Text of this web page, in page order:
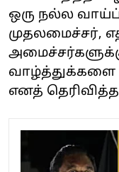
ஒரு நல்ல
முதலமைச்சர்,
வாழ்த்துக்களை
எனத்